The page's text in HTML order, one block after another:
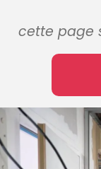
cette page